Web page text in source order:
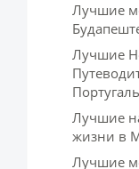
Лучшие
Лучшие
Лучшие
жизни в
Лучшие